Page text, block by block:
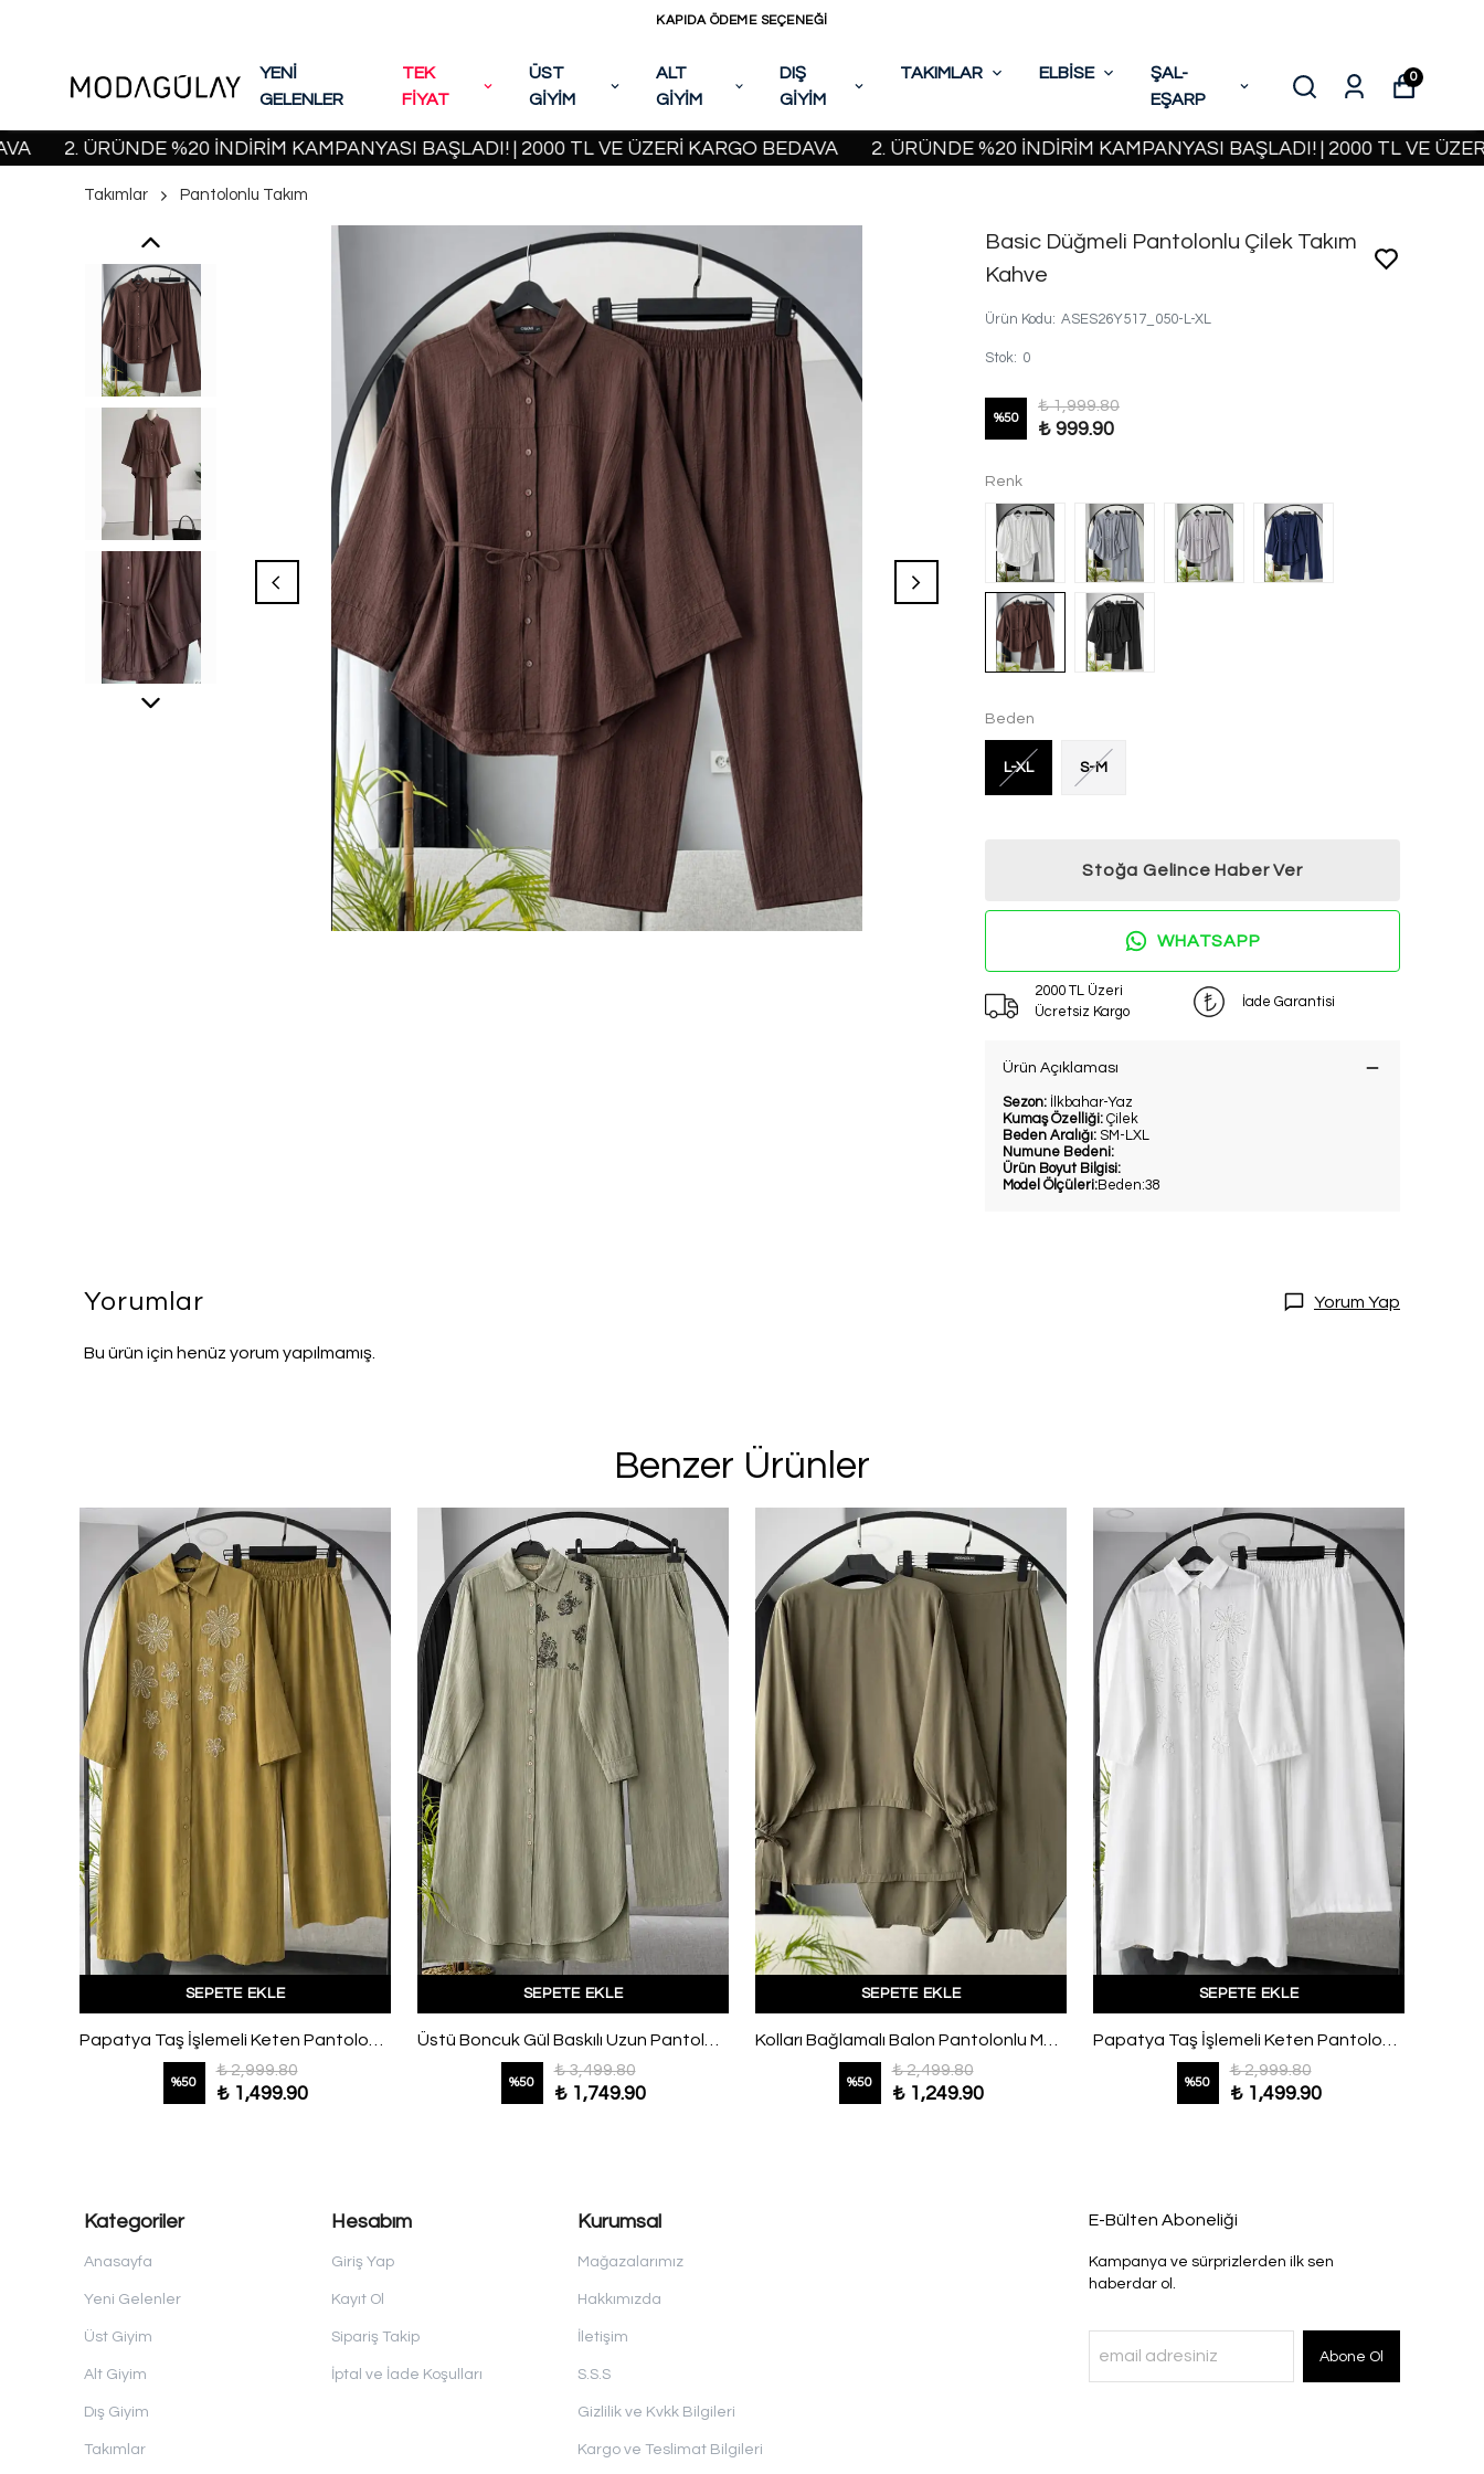
KAPIDA ÖDEME SEÇENEĞİ
YENİ
GELENLER
TEK
FİYAT
ÜST
GİYİM
ALT
GİYİM
DIŞ
GİYİM
TAKIMLAR ELBİSE
ŞAL-
EŞARP
0
ÜRÜNDE %20 İNDİRİM KAMPANYASI BAŞLADI! | 2000 TL VE ÜZERİ KARGO BEDAVA 2. ÜRÜNDE %20 İNDİRİM KAMPANYASI BAŞLADI! | 2000 TL VE ÜZERİ
Takımlar Pantolonlu Takım
Basic Düğmeli Pantolonlu Çilek Takım
Kahve
Ürün Kodu: ASES26Y517_050-L-XL
Stok: 0
%50
₺ 1,999.80
₺ 999.90
Renk
Beden
L-XL S-M
Stoğa Gelince Haber Ver
WHATSAPP
2000 TL Üzeri
Ücretsiz Kargo
İade Garantisi
Ürün Açıklaması
Sezon: İlkbahar-Yaz
Kumaş Özelliği: Çilek
Beden Aralığı: SM-LXL
Numune Bedeni:
Ürün Boyut Bilgisi:
Model Ölçüleri:Beden:38
Yorumlar Yorum Yap
Bu ürün için henüz yorum yapılmamış.
Benzer Ürünler
SEPETE EKLE
Papatya Taş İşlemeli Keten Pantolonlu Takım Yağ Yeşili
%50
₺ 2,999.80
₺ 1,499.90
SEPETE EKLE
Üstü Boncuk Gül Baskılı Uzun Pantolonlu Keten Takım Adaçayı
%50
₺ 3,499.80
₺ 1,749.90
SEPETE EKLE
Kolları Bağlamalı Balon Pantolonlu Modal Takım Yeşil
%50
₺ 2,499.80
₺ 1,249.90
SEPETE EKLE
Papatya Taş İşlemeli Keten Pantolonlu Takım Beyaz
%50
₺ 2,999.80
₺ 1,499.90
Kategoriler
Anasayfa
Yeni Gelenler
Üst Giyim
Alt Giyim
Dış Giyim
Takımlar
Hesabım
Giriş Yap
Kayıt Ol
Sipariş Takip
İptal ve İade Koşulları
Kurumsal
Mağazalarımız
Hakkımızda
İletişim
S.S.S
Gizlilik ve Kvkk Bilgileri
Kargo ve Teslimat Bilgileri
E-Bülten Aboneliği
Kampanya ve sürprizlerden ilk sen
haberdar ol.
Abone Ol